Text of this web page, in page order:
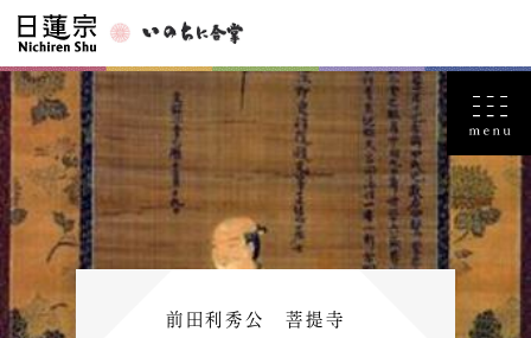
前田利秀公 菩提寺